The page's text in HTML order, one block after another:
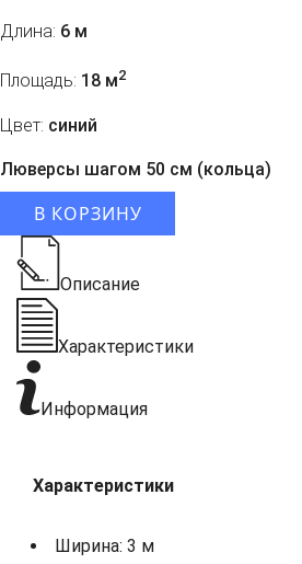
Длина: 6 м
Площадь: 18 м2
Цвет: синий
Люверсы шагом 50 см (кольца)
В КОРЗИНУ
Описание
Характеристики
Информация
Характеристики
Ширина: 3 м